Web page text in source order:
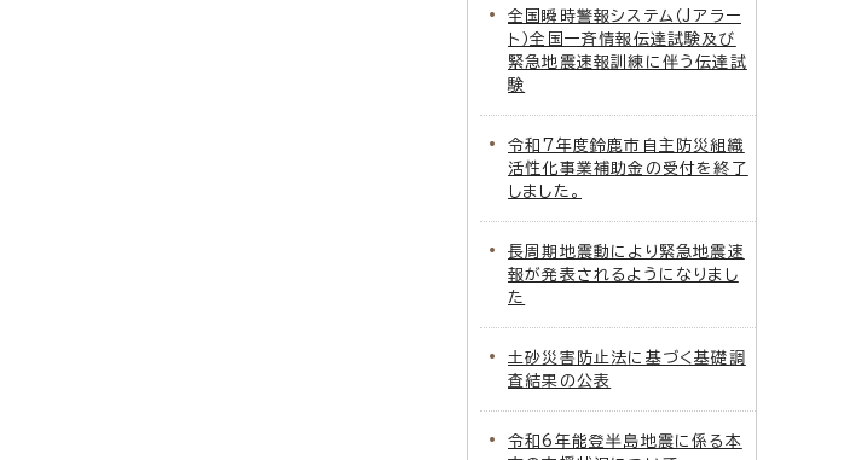
全国瞬時警報システム（Jアラー
ト）全国一斉情報伝達試験及び
緊急地震速報訓練に伴う伝達試
験
令和7年度鈴鹿市自主防災組織
活性化事業補助金の受付を終了
しました。
長周期地震動により緊急地震速
報が発表されるようになりまし
た
土砂災害防止法に基づく基礎調
査結果の公表
令和6年能登半島地震に係る本